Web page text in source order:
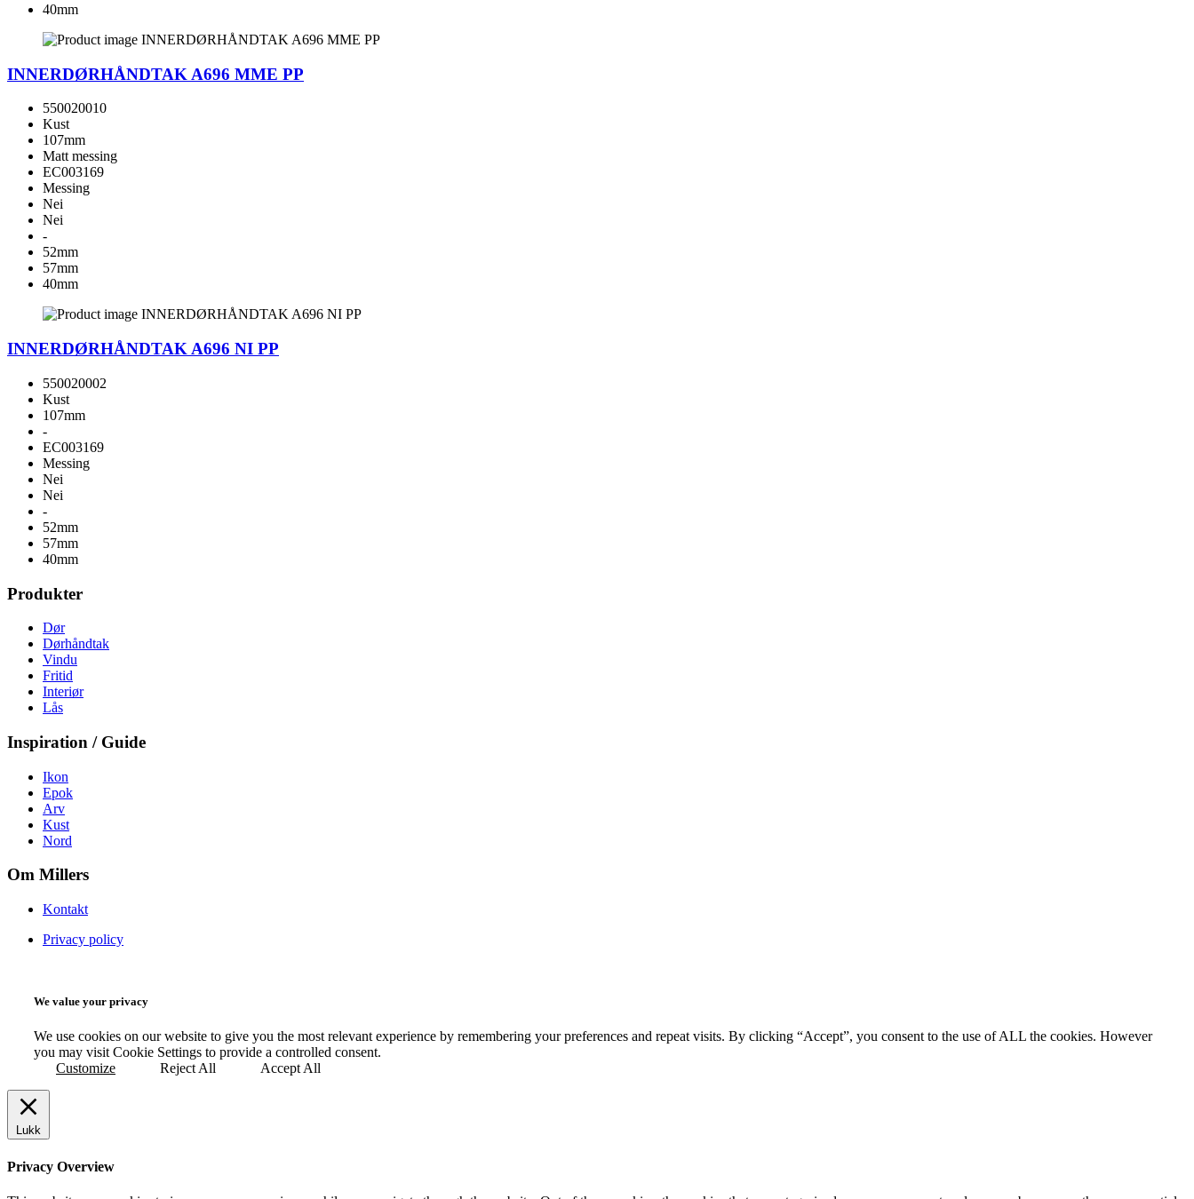
40mm
INNERDØRHÅNDTAK A696 MME PP
550020010
Kust
107mm
Matt messing
EC003169
Messing
Nei
Nei
-
52mm
57mm
40mm
INNERDØRHÅNDTAK A696 NI PP
550020002
Kust
107mm
-
EC003169
Messing
Nei
Nei
-
52mm
57mm
40mm
Produkter
Dør
Dørhåndtak
Vindu
Fritid
Interiør
Lås
Inspiration / Guide
Ikon
Epok
Arv
Kust
Nord
Om Millers
Kontakt
Privacy policy
We value your privacy
We use cookies on our website to give you the most relevant experience by remembering your preferences and repeat visits. By clicking “Accept”, you consent to the use of ALL the cookies. However
you may visit Cookie Settings to provide a controlled consent.
Customize
Reject All Accept All
Lukk
Privacy Overview